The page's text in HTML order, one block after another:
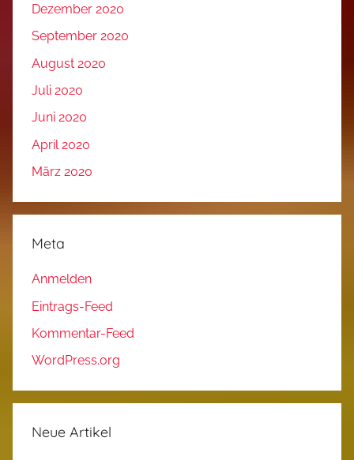
Dezember 2020
September 2020
August 2020
Juli 2020
Juni 2020
April 2020
März 2020
Meta
Anmelden
Eintrags-Feed
Kommentar-Feed
WordPress.org
Neue Artikel